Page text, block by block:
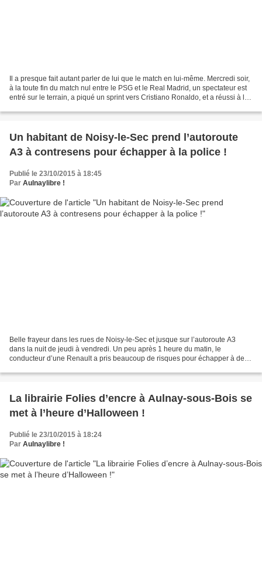
Il a presque fait autant parler de lui que le match en lui-même. Mercredi soir,
à la toute fin du match nul entre le PSG et le Real Madrid, un spectateur est
entré sur le terrain, a piqué un sprint vers Cristiano Ronaldo, et a réussi à lui
Un habitant de Noisy-le-Sec prend l’autoroute
A3 à contresens pour échapper à la police !
Publié le 23/10/2015 à 18:45
Par Aulnaylibre !
Belle frayeur dans les rues de Noisy-le-Sec et jusque sur l’autoroute A3
dans la nuit de jeudi à vendredi. Un peu après 1 heure du matin, le
conducteur d’une Renault a pris beaucoup de risques pour échapper à des
La librairie Folies d’encre à Aulnay-sous-Bois se
met à l’heure d’Halloween !
Publié le 23/10/2015 à 18:24
Par Aulnaylibre !